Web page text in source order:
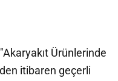
"Akaryakıt Ürünlerinde
itibaren geçerli